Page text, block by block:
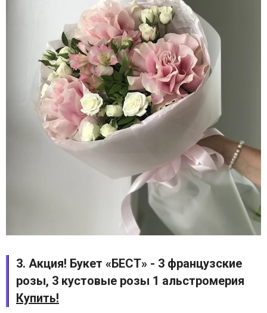
3. Акция! Букет «БЕСТ» - 3 французские
розы, 3 кустовые розы 1 альстромерия
Купить!